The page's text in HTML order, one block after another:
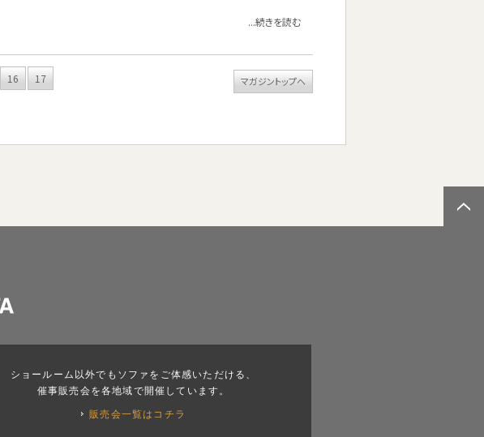
...続きを読む
16
17
マガジントップへ
ショールーム以外でもソファをご体感いただける、
催事販売会を各地域で開催しています。
販売会一覧はコチラ